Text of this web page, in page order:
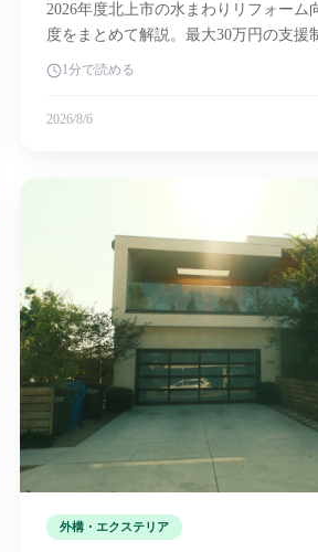
2026年度北上市の水まわりリフォーム
度をまとめて解説。最大30万円の支援
1分で読める
2026/8/6
外構・エクステリア